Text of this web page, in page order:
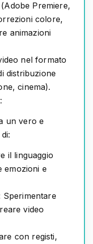
Premiere,
colore,
animazioni
nel formato
distribuzione
cinema).
un vero e
il linguaggio
emozioni e
Sperimentare
video
con registi,